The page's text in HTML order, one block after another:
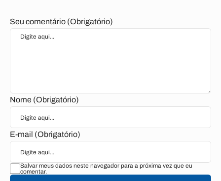
Seu comentário (Obrigatório)
Nome (Obrigatório)
E-mail (Obrigatório)
Salvar meus dados neste navegador para a próxima vez que eu
comentar.